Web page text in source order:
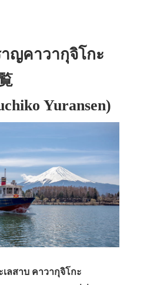
าญคาวากุจิโกะ
Yuransen)
ลสาบ คาวากุจิโกะ